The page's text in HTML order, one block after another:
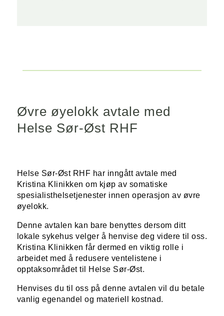
Øvre øyelokk avtale med
Helse Sør-Øst RHF
Helse Sør-Øst RHF har inngått avtale med
Kristina Klinikken om kjøp av somatiske
spesialisthelsetjenester innen operasjon av øvre
øyelokk.
Denne avtalen kan bare benyttes dersom ditt
lokale sykehus velger å henvise deg videre til oss.
Kristina Klinikken får dermed en viktig rolle i
arbeidet med å redusere ventelistene i
opptaksområdet til Helse Sør-Øst.
Henvises du til oss på denne avtalen vil du betale
vanlig egenandel og materiell kostnad.